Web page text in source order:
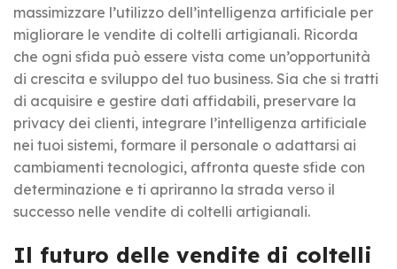
massimizzare l’utilizzo dell’intelligenza artificiale per
migliorare le vendite di coltelli artigianali. Ricorda
che ogni sfida può essere vista come un’opportunità
di crescita e sviluppo del tuo business. Sia che si tratti
di acquisire e gestire dati affidabili, preservare la
privacy dei clienti, integrare l’intelligenza artificiale
nei tuoi sistemi, formare il personale o adattarsi ai
cambiamenti tecnologici, affronta queste sfide con
determinazione e ti apriranno la strada verso il
successo nelle vendite di coltelli artigianali.
Il futuro delle vendite di coltelli